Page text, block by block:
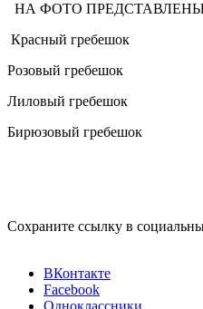
НА ФОТО
Красный гребешок
Розовый гребешок
Лиловый гребешок
Бирюзовый гребешок
Сохраните ссылку в
ВКонтакте
Facebook